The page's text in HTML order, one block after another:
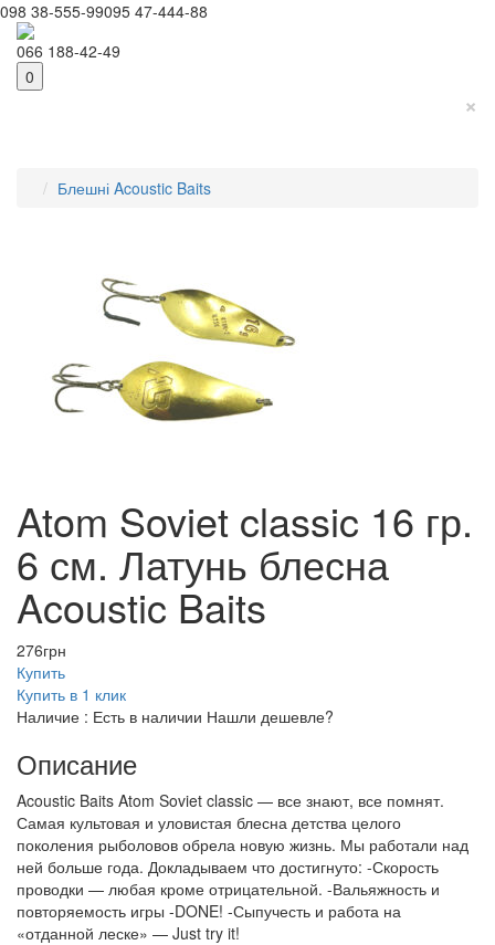
098 38-555-99095 47-444-88
066 188-42-49
0
×
Блешні Acoustic Baits
Atom Soviet classic 16 гр.
6 см. Латунь блесна
Acoustic Baits
276грн
Купить
Купить в 1 клик
Наличие : Есть в наличии Нашли дешевле?
Описание
Acoustic Baits Atom Soviet classic — все знают, все помнят.
Самая культовая и уловистая блесна детства целого
поколения рыболовов обрела новую жизнь. Мы работали над
ней больше года. Докладываем что достигнуто: -Скорость
проводки — любая кроме отрицательной. -Вальяжность и
повторяемость игры -DONE! -Сыпучесть и работа на
«отданной леске» — Just try it!